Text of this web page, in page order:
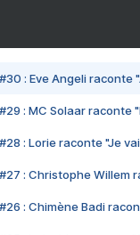
#30 : Eve Angeli raconte
#29 : MC Solaar raconte
#28 : Lorie raconte "Je
#27 : Christophe Willem
#26 : Chimène Badi